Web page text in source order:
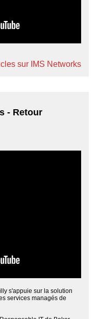
sur IMS Networks
- Retour
s'appuie sur la solution
services managés de